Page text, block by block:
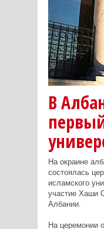
В
На окраине
состоялась
исламского
участие Хаши
Албании.
На церемонии